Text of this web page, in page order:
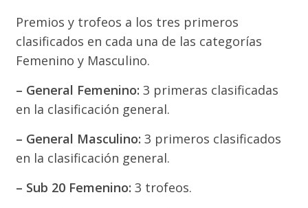
Premios y trofeos a los tres primeros
clasificados en cada una de las categorías
Femenino y Masculino.
– General Femenino: 3 primeras clasificadas
en la clasificación general.
– General Masculino:3 primeros clasificados
en la clasificación general.
– Sub 20 Femenino:3 trofeos.